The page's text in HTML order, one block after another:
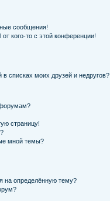
сообщения!
кого-то с этой конференции!
в списках моих друзей и недругов?
страницу!
мной темы?
на определённую тему?